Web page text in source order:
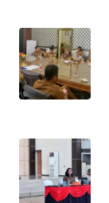
WN
RIAU
WN
WN
JAMBI